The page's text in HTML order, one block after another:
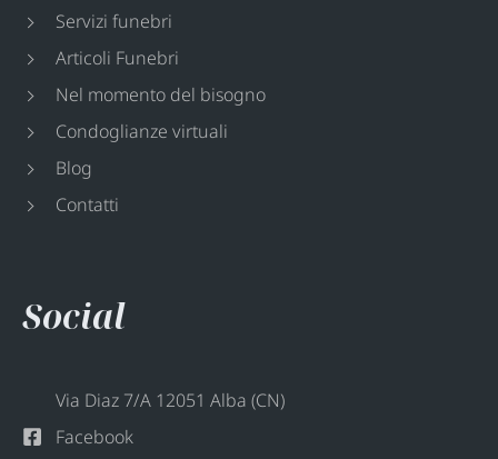
Servizi funebri
Articoli Funebri
Nel momento del bisogno
Condoglianze virtuali
Blog
Contatti
Social
Via Diaz 7/A 12051 Alba (CN)
Facebook